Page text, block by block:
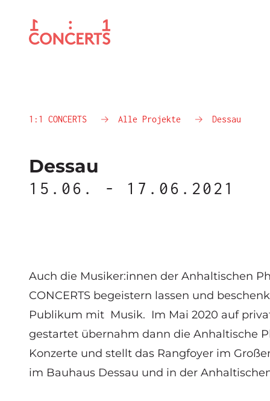
1:1 CONCERTS Alle Projekte Dessau
Dessau
15.06. - 17.06.2021
Auch die Musiker:innen der Anhaltischen
CONCERTS begeistern lassen und
Publikum mit Musik. Im Mai 2020 auf
gestartet übernahm dann die Anhaltische
Konzerte und stellt das Rangfoyer im
im Bauhaus Dessau und in der